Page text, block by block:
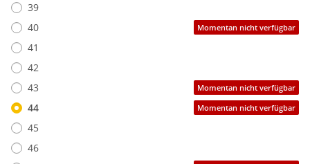
39
40
Momentan nicht verfügbar
41
42
43
Momentan nicht verfügbar
44 Momentan nicht verfügbar
45
46